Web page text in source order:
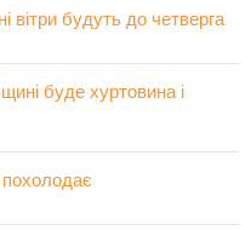
вітри будуть до четверга
буде хуртовина і
похолодає